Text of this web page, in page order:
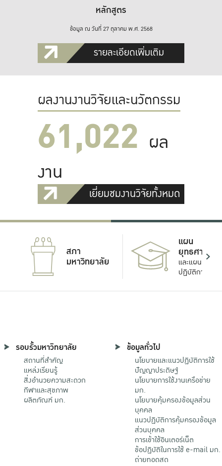
หลักสูตร
ข้อมูล ณ วันที่ 27 ตุลาคม พ.ศ. 2568
รายละเอียดเพิ่มเติม
ผลงานงานวิจัยและนวัตกรรม
61,022 ผล
งาน
เยี่ยมชมงานวิจัยทั้งหมด
สภา
มหาวิทยาลัย
แผน
ยุทธศาสตร์
และแผน
ปฏิบัติการ
รอบรั้วมหาวิทยาลัย
สถานที่สำคัญ
แหล่งเรียนรู้
สิ่งอำนวยความสะดวก
กีฬาและสุขภาพ
ผลิตภัณฑ์ มก.
ข้อมูลทั่วไป
นโยบายและแนวปฏิบัติการใช้
ปัญญาประดิษฐ์
นโยบายการใช้งานเครือข่าย
มก.
นโยบายคุ้มครองข้อมูลส่วน
บุคคล
แนวปฏิบัติการคุ้มครองข้อมูล
ส่วนบุคคล
การเข้าใช้อินเตอร์เน็ต
ข้อปฏิบัติในการใช้ e-mail มก.
ถ่ายทอดสด